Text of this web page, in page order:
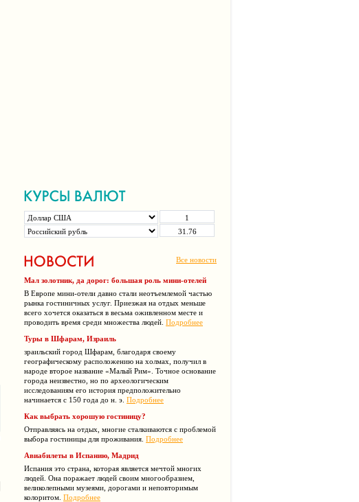
Все новости
Мал золотник, да дорог: большая роль мини-отелей
В Европе мини-отели давно стали неотъемлемой частью
рынка гостиничных услуг. Приезжая на отдых меньше
всего хочется оказаться в весьма оживленном месте и
проводить время среди множества людей. Подробнее
Туры в Шфарам, Израиль
зраильский город Шфарам, благодаря своему
географическому расположению на холмах, получил в
народе второе название «Малый Рим». Точное основание
города неизвестно, но по археологическим
исследованиям его история предположительно
начинается с 150 года до н. э. Подробнее
Как выбрать хорошую гостиницу?
Отправляясь на отдых, многие сталкиваются с проблемой
выбора гостиницы для проживания. Подробнее
Авиабилеты в Испанию, Мадрид
Испания это страна, которая является мечтой многих
людей. Она поражает людей своим многообразием,
великолепными музеями, дорогами и неповторимым
колоритом. Подробнее